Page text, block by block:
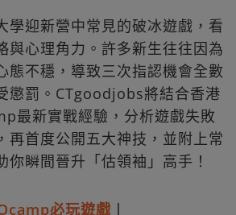
學迎新營中常見的破冰遊戲，看
與心理角力。許多新生往往因為
態不穩，導致三次指認機會全數
懲罰。CTgoodjobs將結合香港
最新實戰經驗，分析遊戲失敗
再首度公開五大神技，並附上常
你瞬間晉升「估領袖」高手！
必玩遊戲 丨